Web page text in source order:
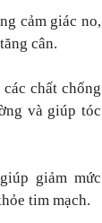
cảm giác no,
cân.
chất chống
và giúp tóc
giảm mức
tim mạch.